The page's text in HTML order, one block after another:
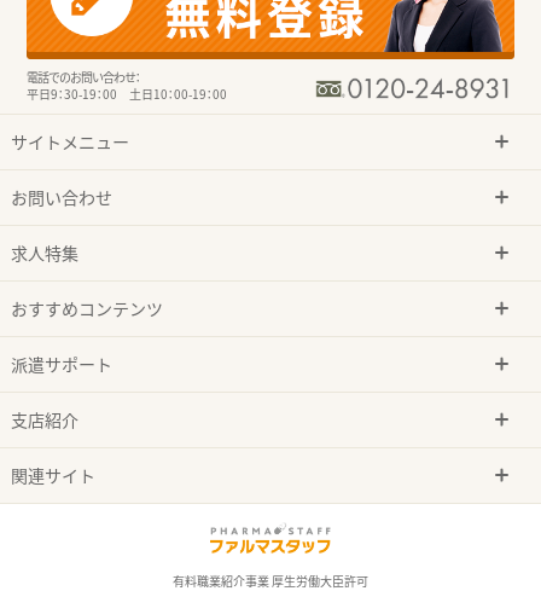
電話でのお問い合わせ：
平日9：30-19：00 土日10：00-19：00
サイトメニュー
お問い合わせ
求人特集
おすすめコンテンツ
派遣サポート
支店紹介
関連サイト
有料職業紹介事業 厚生労働大臣許可